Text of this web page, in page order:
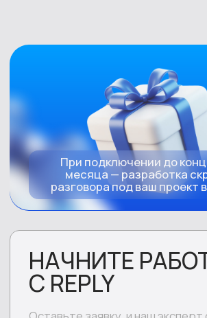
CSI
SL
80/20
Обработка
звонков в месяц
45 000+
Сross‑sell
Отработка негатива по задержкам
Оформление отправки и расчет
Поддержка горячей линии
Транспортные компании
от 3,5%